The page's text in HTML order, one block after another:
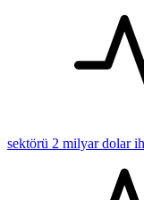
sektörü 2 milyar dolar